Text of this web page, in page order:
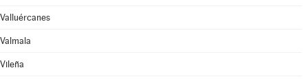
Valluércanes
Valmala
Vileña